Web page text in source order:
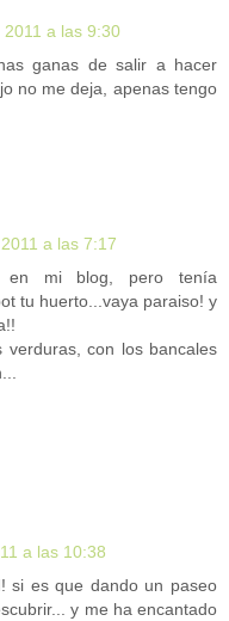
a las 9:30
ganas de salir a hacer
no me deja, apenas tengo
a las 7:17
en mi blog, pero tenía
tu huerto...vaya paraiso! y
con los bancales
a las 10:38
si es que dando un paseo
y me ha encantado